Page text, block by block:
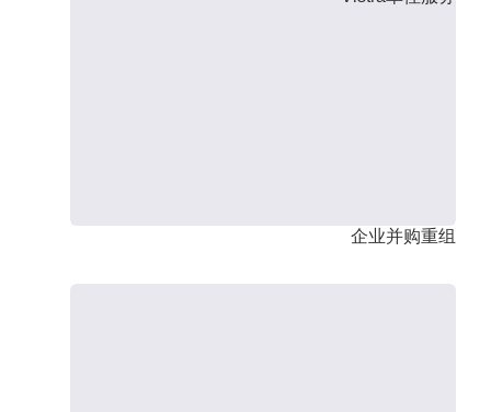
企业并购重组